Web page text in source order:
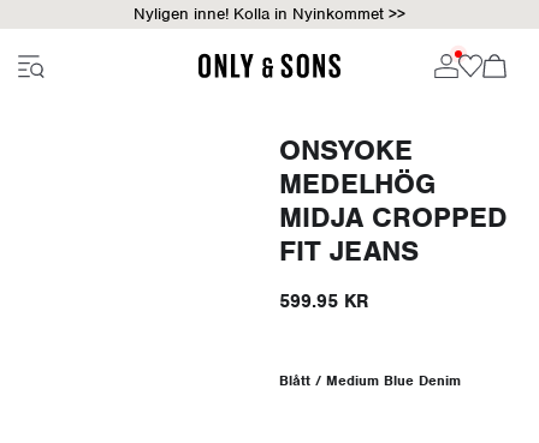
Nyligen inne! Kolla in Nyinkommet >>
ONSYOKE
MEDELHÖG
MIDJA CROPPED
FIT JEANS
599.95 KR
Blått / Medium Blue Denim